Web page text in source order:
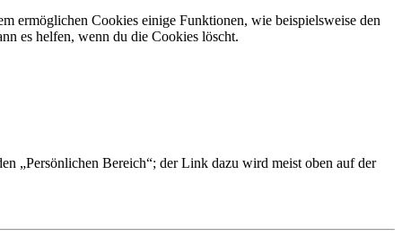
ermöglichen Cookies einige Funktionen, wie beispielsweise den
es helfen, wenn du die Cookies löscht.
„Persönlichen Bereich“; der Link dazu wird meist oben auf der